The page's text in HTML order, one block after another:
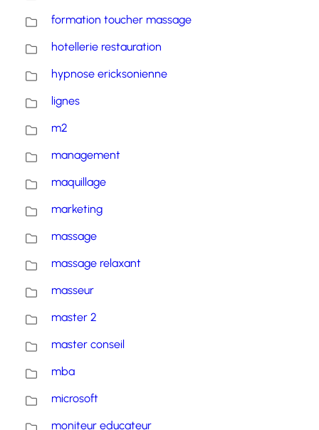
formation toucher massage
hotellerie restauration
hypnose ericksonienne
lignes
m2
management
maquillage
marketing
massage
massage relaxant
masseur
master 2
master conseil
mba
microsoft
moniteur educateur